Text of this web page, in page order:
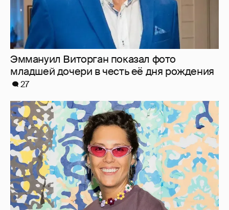
"Мне это ***** не надо". Ирина Горбачёва
заявила, что больше не хочет отношений
63